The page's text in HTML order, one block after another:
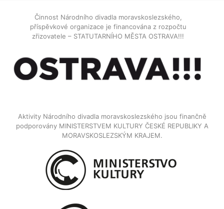
Činnost Národního divadla moravskoslezského,
příspěvkové organizace je financována z rozpočtu
zřizovatele – STATUTARNÍHO MĚSTA OSTRAVA!!!
Aktivity Národního divadla moravskoslezského jsou finančně
podporovány MINISTERSTVEM KULTURY ČESKÉ REPUBLIKY A
MORAVSKOSLEZSKÝM KRAJEM.